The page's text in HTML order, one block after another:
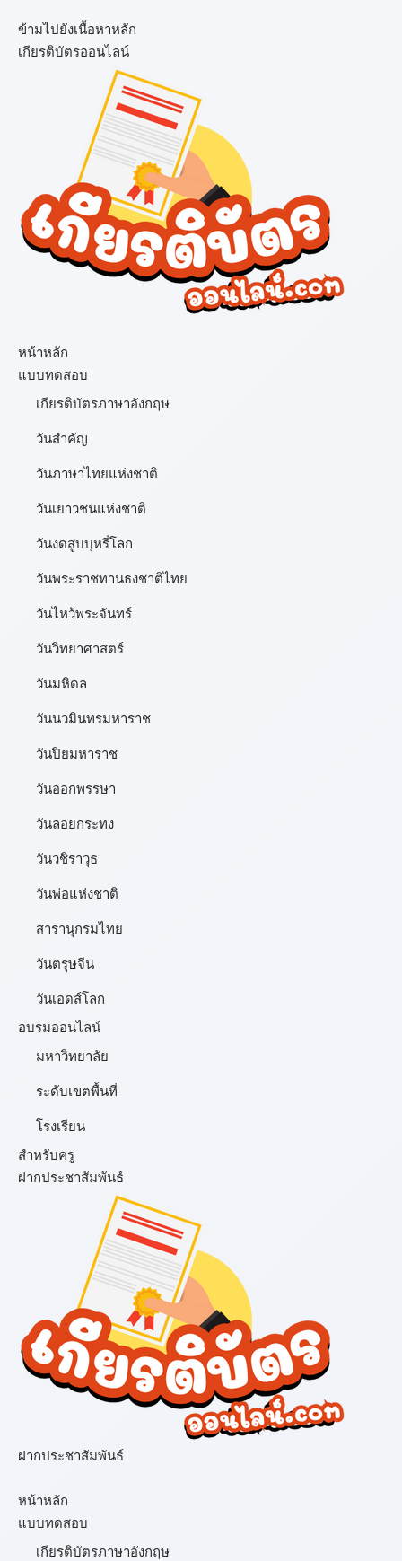
ข้ามไปยังเนื้อหาหลัก
เกียรติบัตรออนไลน์
หน้าหลัก
แบบทดสอบ
เกียรติบัตรภาษาอังกฤษ
วันสำคัญ
วันภาษาไทยแห่งชาติ
วันเยาวชนแห่งชาติ
วันงดสูบบุหรี่โลก
วันพระราชทานธงชาติไทย
วันไหว้พระจันทร์​
วันวิทยาศาสตร์
วันมหิดล
วันนวมินทรมหาราช
วันปิยมหาราช
วันออกพรรษา
วันลอยกระทง
วันวชิราวุธ
วันพ่อแห่งชาติ
สารานุกรมไทย
วันตรุษจีน
วันเอดส์โลก
อบรมออนไลน์
มหาวิทยาลัย
ระดับเขตพื้นที่
โรงเรียน
สำหรับครู
ฝากประชาสัมพันธ์
ฝากประชาสัมพันธ์
หน้าหลัก
แบบทดสอบ
เกียรติบัตรภาษาอังกฤษ